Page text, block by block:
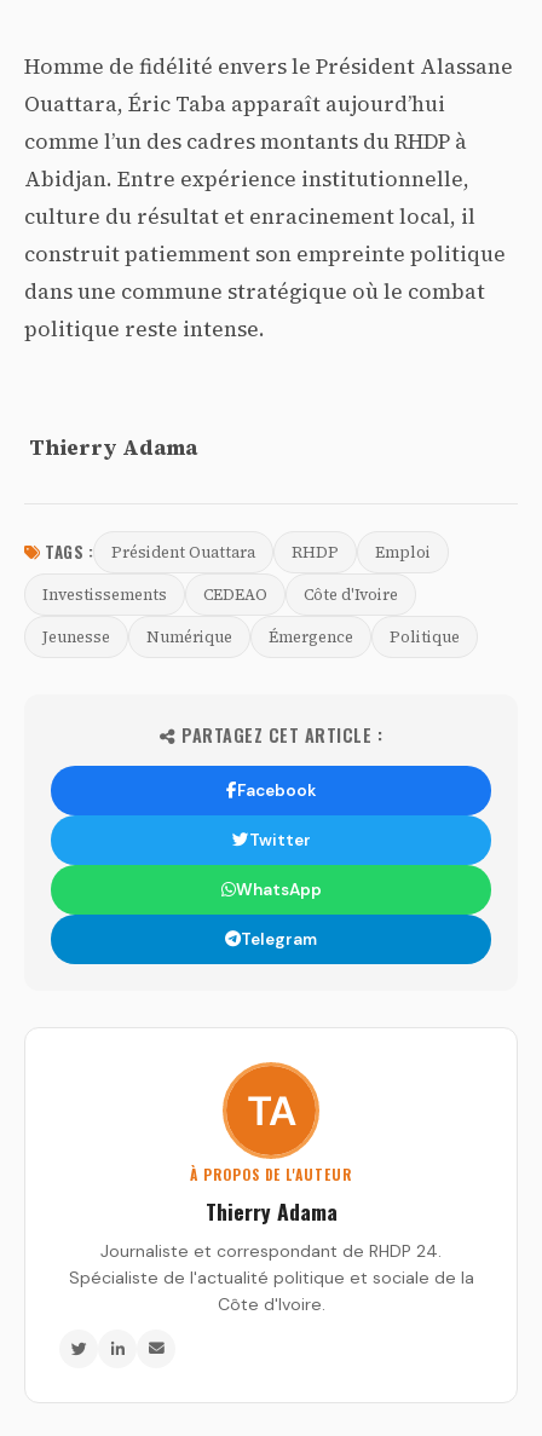
Homme de fidélité envers le Président Alassane
Ouattara, Éric Taba apparaît aujourd’hui
comme l’un des cadres montants du RHDP à
Abidjan. Entre expérience institutionnelle,
culture du résultat et enracinement local, il
construit patiemment son empreinte politique
dans une commune stratégique où le combat
politique reste intense.
Thierry Adama
TAGS : Président Ouattara RHDP Emploi
Investissements CEDEAO Côte d'Ivoire
Jeunesse Numérique Émergence Politique
PARTAGEZ CET ARTICLE :
Facebook
Twitter
WhatsApp
Telegram
À PROPOS DE L'AUTEUR
Thierry Adama
Journaliste et correspondant de RHDP 24.
Spécialiste de l'actualité politique et sociale de la
Côte d'Ivoire.